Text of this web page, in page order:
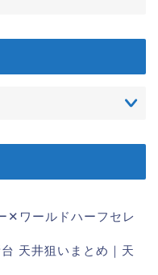
✕ワールドハーフセレ
天井狙いまとめ｜天